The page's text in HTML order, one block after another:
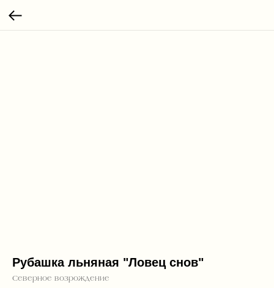
Рубашка льняная "Ловец снов"
Северное возрождение